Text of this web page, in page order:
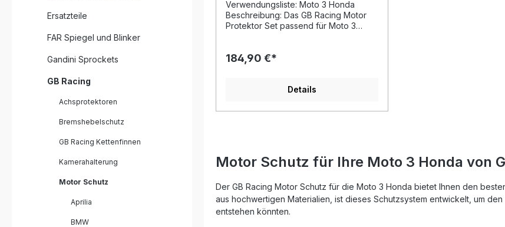
Ersatzteile
FAR Spiegel und Blinker
Gandini Sprockets
GB Racing
Achsprotektoren
Bremshebelschutz
GB Racing Kettenfinnen
Kamerahalterung
Motor Schutz
Aprilia
BMW
Verwendungsliste: Moto 3 Honda
Beschreibung: Das GB Racing Motor
Protektor Set passend für Moto 3
Ölgehäusebereiche. Gefertigt aus
glasfaserverstärktem Nylon, überzeugt
Schlagfestigkeit und Haltbarkeit. Die
zuverlässig teure Motorkomponenten
verhindern. Dank der offiziellen
Zertifizierung „FIM Approved“ durch
die Fédération Internationale de
Motocyclisme erfüllt es höchste
184,90 €*
Details
Motor Schutz für Ihre Moto 3 Honda von
Der GB Racing Motor Schutz für die Moto 3 Honda bietet Ihnen den
aus hochwertigen Materialien, ist dieses Schutzsystem entwickelt, um
entstehen könnten.